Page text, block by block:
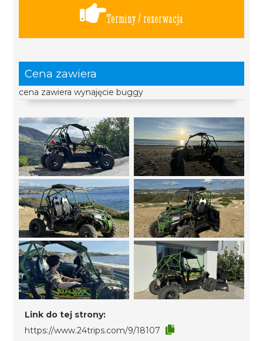
Terminy / rezerwacja
Cena zawiera
cena zawiera wynajęcie buggy
Link do tej strony:
https://www.24trips.com/9/18107